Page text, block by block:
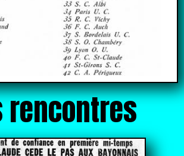
rencontres